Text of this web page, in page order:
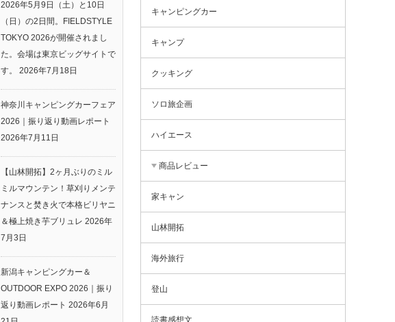
2026年5月9日（土）と10日
（日）の2日間。FIELDSTYLE
TOKYO 2026が開催されまし
た。会場は東京ビッグサイトで
す。
2026年7月18日
神奈川キャンピングカーフェア
2026｜振り返り動画レポート
2026年7月11日
【山林開拓】2ヶ月ぶりのミル
ミルマウンテン！草刈りメンテ
ナンスと焚き火で本格ビリヤニ
＆極上焼き芋ブリュレ 2026年
7月3日
新潟キャンピングカー＆
OUTDOOR EXPO 2026｜振り
返り動画レポート 2026年6月
キャンピングカー
キャンプ
クッキング
ソロ旅企画
ハイエース
商品レビュー
家キャン
山林開拓
海外旅行
登山
読書感想文